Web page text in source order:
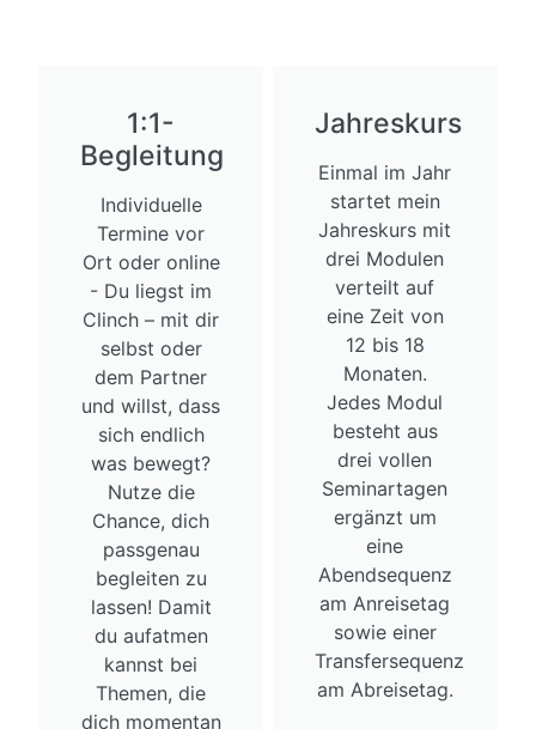
1:1-
Begleitung
Individuelle
Termine vor
Ort oder online
- Du liegst im
Clinch – mit dir
selbst oder
dem Partner
und willst, dass
sich endlich
was bewegt?
Nutze die
Chance, dich
passgenau
begleiten zu
lassen! Damit
du aufatmen
kannst bei
Themen, die
dich momentan
Jahreskurs
Einmal im Jahr
startet mein
Jahreskurs mit
drei Modulen
verteilt auf
eine Zeit von
12 bis 18
Monaten.
Jedes Modul
besteht aus
drei vollen
Seminartagen
ergänzt um
eine
Abendsequenz
am Anreisetag
sowie einer
Transfersequenz
am Abreisetag.